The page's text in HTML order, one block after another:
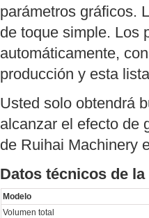
parámetros gráficos.
de toque simple. Los
automáticamente,
producción y esta
Usted solo obtendrá
alcanzar el efecto de
de Ruihai Machinery
Datos técnicos de
Modelo
Volumen total